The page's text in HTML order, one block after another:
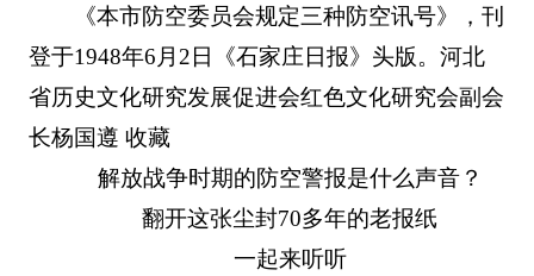
《本市防空委员会规定三种防空讯号》，刊
登于1948年6月2日《石家庄日报》头版。河北
省历史文化研究发展促进会红色文化研究会副会
长杨国遵 收藏
解放战争时期的防空警报是什么声音？
翻开这张尘封70多年的老报纸
一起来听听